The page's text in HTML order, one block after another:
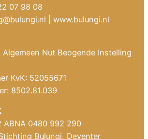
07 98 08
| www.bulungi.nl
Algemeen Nut Beogende Instelling
KvK: 52055671
8502.81.039
ABNA 0480 992 290
Bulungi, Deventer